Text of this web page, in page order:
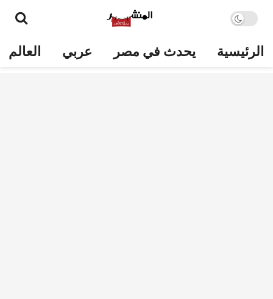
الرئيسية يحدث في مصر عربي العالم